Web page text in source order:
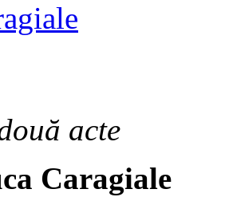
acte
Caragiale